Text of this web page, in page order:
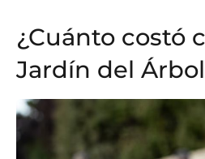
¿Cuánto costó
Jardín del